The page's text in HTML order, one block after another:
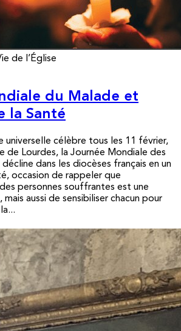
de l’Église
du Malade et
la Santé
universelle célèbre tous les 11 février,
Lourdes, la Journée Mondiale des
dans les diocèses français en un
occasion de rappeler que
personnes souffrantes est une
aussi de sensibiliser chacun pour